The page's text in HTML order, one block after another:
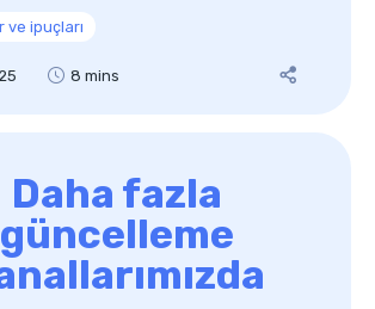
ve ipuçları
8 mins
Daha fazla
güncelleme